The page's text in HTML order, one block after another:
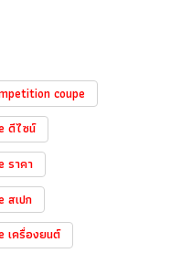
coupe
ดีไซน์
ราคา
สเปก
เครื่องยนต์